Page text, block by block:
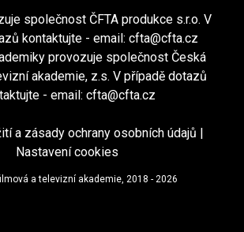
společnost ČFTA produkce s.r.o. V
kontaktujte - email: cfta@cfta.cz
provozuje společnost Česká
akademie, z.s. V případě dotazů
- email: cfta@cfta.cz
a zásady ochrany osobních údajů |
Nastavení cookies
a televizní akademie, 2018 - 2026